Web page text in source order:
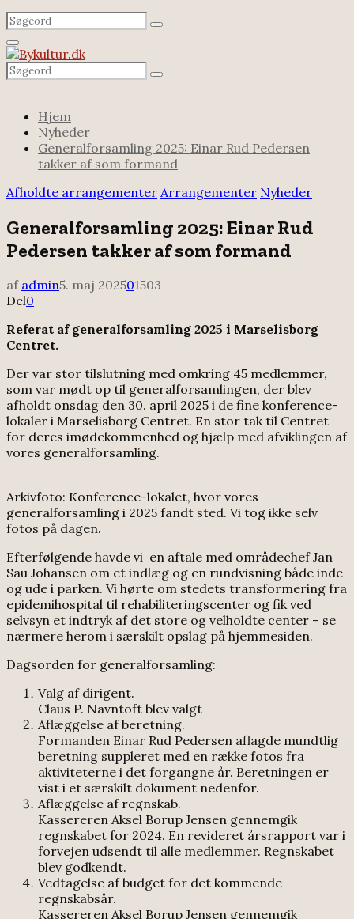
Search
for:
Search
Facebook
Email
Rss
Primary
Menu
Search
for:
Search
Hjem
Nyheder
Generalforsamling 2025: Einar Rud Pedersen
takker af som formand
Afholdte arrangementer Arrangementer Nyheder
Generalforsamling 2025: Einar Rud
Pedersen takker af som formand
af admin5. maj 202501503
Del0
Referat af generalforsamling 2025 i Marselisborg
Centret.
Der var stor tilslutning med omkring 45 medlemmer,
som var mødt op til generalforsamlingen, der blev
afholdt onsdag den 30. april 2025 i de fine konference-
lokaler i Marselisborg Centret. En stor tak til Centret
for deres imødekommenhed og hjælp med afviklingen af
vores generalforsamling.
Arkivfoto: Konference-lokalet, hvor vores
generalforsamling i 2025 fandt sted. Vi tog ikke selv
fotos på dagen.
Efterfølgende havde vi en aftale med områdechef Jan
Sau Johansen om et indlæg og en rundvisning både inde
og ude i parken. Vi hørte om stedets transformering fra
epidemihospital til rehabiliteringscenter og fik ved
selvsyn et indtryk af det store og velholdte center – se
nærmere herom i særskilt opslag på hjemmesiden.
Dagsorden for generalforsamling:
Valg af dirigent.
Claus P. Navntoft blev valgt
Aflæggelse af beretning.
Formanden Einar Rud Pedersen aflagde mundtlig
beretning suppleret med en række fotos fra
aktiviteterne i det forgangne år. Beretningen er
vist i et særskilt dokument nedenfor.
Aflæggelse af regnskab.
Kassereren Aksel Borup Jensen gennemgik
regnskabet for 2024. En revideret årsrapport var i
forvejen udsendt til alle medlemmer. Regnskabet
blev godkendt.
Vedtagelse af budget for det kommende
regnskabsår.
Kassereren Aksel Borup Jensen gennemgik